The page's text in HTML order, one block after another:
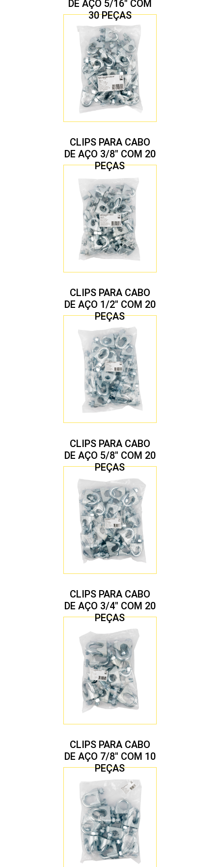
DE AÇO 5/16″ COM
30 PEÇAS
CLIPS PARA CABO
DE AÇO 3/8″ COM 20
PEÇAS
CLIPS PARA CABO
DE AÇO 1/2″ COM 20
PEÇAS
CLIPS PARA CABO
DE AÇO 5/8″ COM 20
PEÇAS
CLIPS PARA CABO
DE AÇO 3/4″ COM 20
PEÇAS
CLIPS PARA CABO
DE AÇO 7/8″ COM 10
PEÇAS